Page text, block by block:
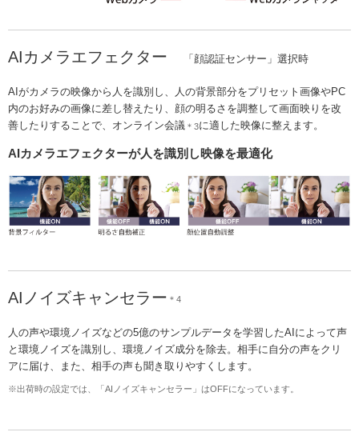
AIカメラエフェクター 「顔認証センサー」選択時
AIがカメラの映像から人を識別し、人の背景部分をプリセット画像やPC
内のお好みの画像に差し替えたり、顔の明るさを調整して画面映りを改
善したりすることで、オンライン会議 ＊3に適した映像に整えます。
AIカメラエフェクターが人を識別し映像を最適化
AIノイズキャンセラー ＊4
人の声や環境ノイズなどの5億のサンプルデータを学習したAIによって声
と環境ノイズを識別し、環境ノイズ成分を除去。相手に自分の声をクリ
アに届け、また、相手の声も聞き取りやすくします。
※出荷時の設定では、「AIノイズキャンセラー」はOFFになっています。